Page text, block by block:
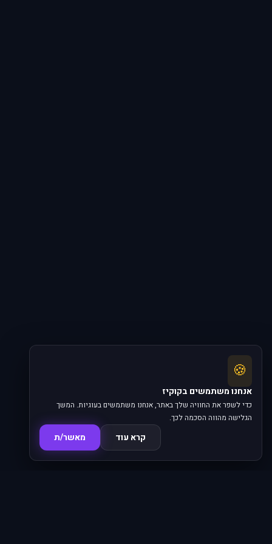
🍪
אנחנו משתמשים בקוקיז
כדי לשפר את החוויה שלך באתר, אנחנו משתמשים בעוגיות. המשך
הגלישה מהווה הסכמה לכך.
קרא עוד מאשר/ת